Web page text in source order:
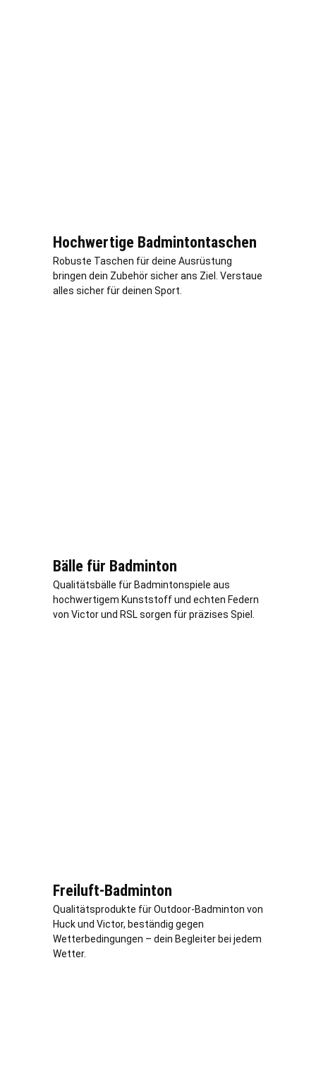
Hochwertige Badmintontaschen
Robuste Taschen für deine Ausrüstung
bringen dein Zubehör sicher ans Ziel. Verstaue
alles sicher für deinen Sport.
Bälle für Badminton
Qualitätsbälle für Badmintonspiele aus
hochwertigem Kunststoff und echten Federn
von Victor und RSL sorgen für präzises Spiel.
Freiluft-Badminton
Qualitätsprodukte für Outdoor-Badminton von
Huck und Victor, beständig gegen
Wetterbedingungen – dein Begleiter bei jedem
Wetter.